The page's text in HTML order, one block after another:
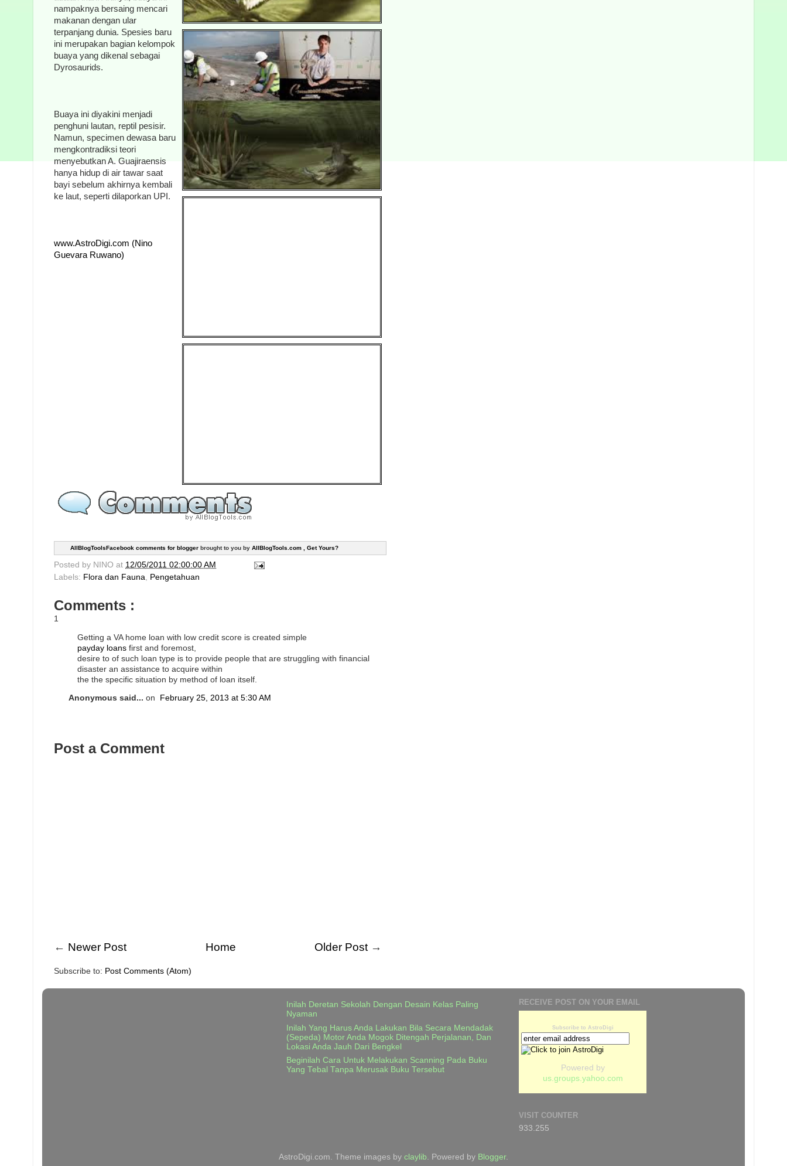
nampaknya bersaing mencari
makanan dengan ular
terpanjang dunia. Spesies baru
ini merupakan bagian kelompok
buaya yang dikenal sebagai
Dyrosaurids.
Buaya ini diyakini menjadi
penghuni lautan, reptil pesisir.
Namun, specimen dewasa baru
mengkontradiksi teori
menyebutkan A. Guajiraensis
hanya hidup di air tawar saat
bayi sebelum akhirnya kembali
ke laut, seperti dilaporkan UPI.
www.AstroDigi.com (Nino
Guevara Ruwano)
AllBlogToolsFacebook comments for blogger brought to you by AllBlogTools.com , Get Yours?
Posted by NINO at 12/05/2011 02:00:00 AM
Labels: Flora dan Fauna, Pengetahuan
Comments :
1
Getting a VA home loan with low credit score is created simple
payday loans first and foremost,
desire to of such loan type is to provide people that are struggling with financial
disaster an assistance to acquire within
the the specific situation by method of loan itself.
Anonymous said... on February 25, 2013 at 5:30 AM
Post a Comment
← Newer Post Older Post →
Home
Subscribe to: Post Comments (Atom)
Inilah Deretan Sekolah Dengan Desain Kelas Paling
Nyaman
Inilah Yang Harus Anda Lakukan Bila Secara Mendadak
(Sepeda) Motor Anda Mogok Ditengah Perjalanan, Dan
Lokasi Anda Jauh Dari Bengkel
Beginilah Cara Untuk Melakukan Scanning Pada Buku
Yang Tebal Tanpa Merusak Buku Tersebut
RECEIVE POST ON YOUR EMAIL
Subscribe to AstroDigi
Powered by
us.groups.yahoo.com
VISIT COUNTER
933.255
AstroDigi.com. Theme images by claylib . Powered by Blogger.